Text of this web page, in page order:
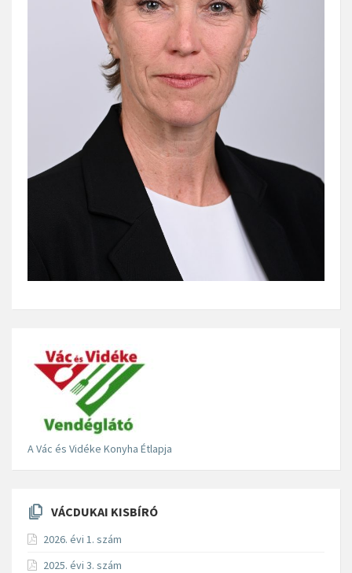
A Vác és Vidéke Konyha Étlapja
VÁCDUKAI KISBÍRÓ
2026. évi 1. szám
2025. évi 3. szám